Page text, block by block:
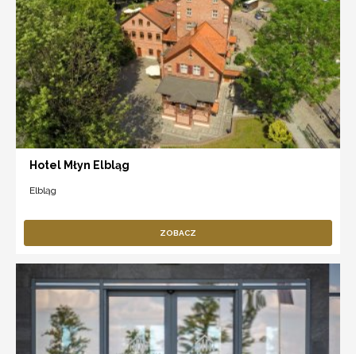
Hotel Młyn Elbląg
Elbląg
ZOBACZ